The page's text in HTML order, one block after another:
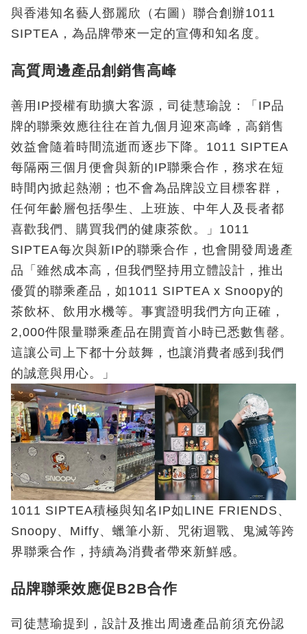
與香港知名藝人鄧麗欣（右圖）聯合創辦1011
SIPTEA，為品牌帶來一定的宣傳和知名度。
高質周邊產品創銷售高峰
善用IP授權有助擴大客源，司徒慧瑜說：「IP品
牌的聯乘效應往往在首九個月迎來高峰，高銷售
效益會隨着時間流逝而逐步下降。1011 SIPTEA
每隔兩三個月便會與新的IP聯乘合作，務求在短
時間內掀起熱潮；也不會為品牌設立目標客群，
任何年齡層包括學生、上班族、中年人及長者都
喜歡我們、購買我們的健康茶飲。」1011
SIPTEA每次與新IP的聯乘合作，也會開發周邊產
品「雖然成本高，但我們堅持用立體設計，推出
優質的聯乘產品，如1011 SIPTEA x Snoopy的
茶飲杯、飲用水機等。事實證明我們方向正確，
2,000件限量聯乘產品在開賣首小時已悉數售罄。
這讓公司上下都十分鼓舞，也讓消費者感到我們
的誠意與用心。」
1011 SIPTEA積極與知名IP如LINE FRIENDS、
Snoopy、Miffy、蠟筆小新、咒術迴戰、鬼滅等跨
界聯乘合作，持續為消費者帶來新鮮感。
品牌聯乘效應促B2B合作
司徒慧瑜提到，設計及推出周邊產品前須充份認